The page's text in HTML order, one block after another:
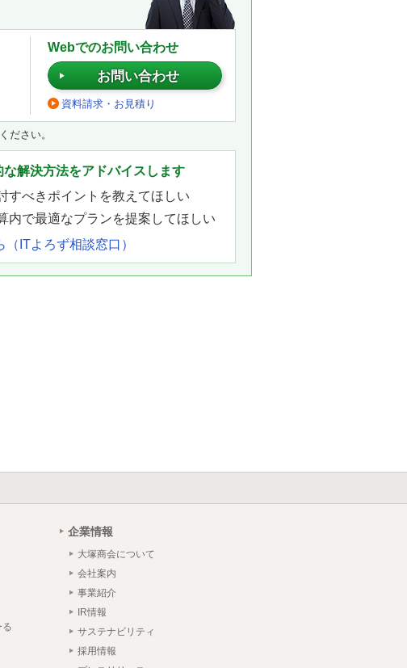
Webでのお問い合わせ
お問い合わせ
資料請求・お見積り
ださい。
解決方法をアドバイスします
すべきポイントを教えてほしい
内で最適なプランを提案してほしい
ITよろず相談窓口）
る
企業情報
大塚商会について
会社案内
事業紹介
IR情報
サステナビリティ
採用情報